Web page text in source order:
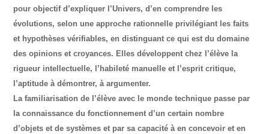
pour objectif d’expliquer l’Univers, d’en comprendre les
évolutions, selon une approche rationnelle privilégiant les faits
et hypothèses vérifiables, en distinguant ce qui est du domaine
des opinions et croyances. Elles développent chez l’élève la
rigueur intellectuelle, l’habileté manuelle et l’esprit critique,
l’aptitude à démontrer, à argumenter.
La familiarisation de l’élève avec le monde technique passe par
la connaissance du fonctionnement d’un certain nombre
d’objets et de systèmes et par sa capacité à en concevoir et en